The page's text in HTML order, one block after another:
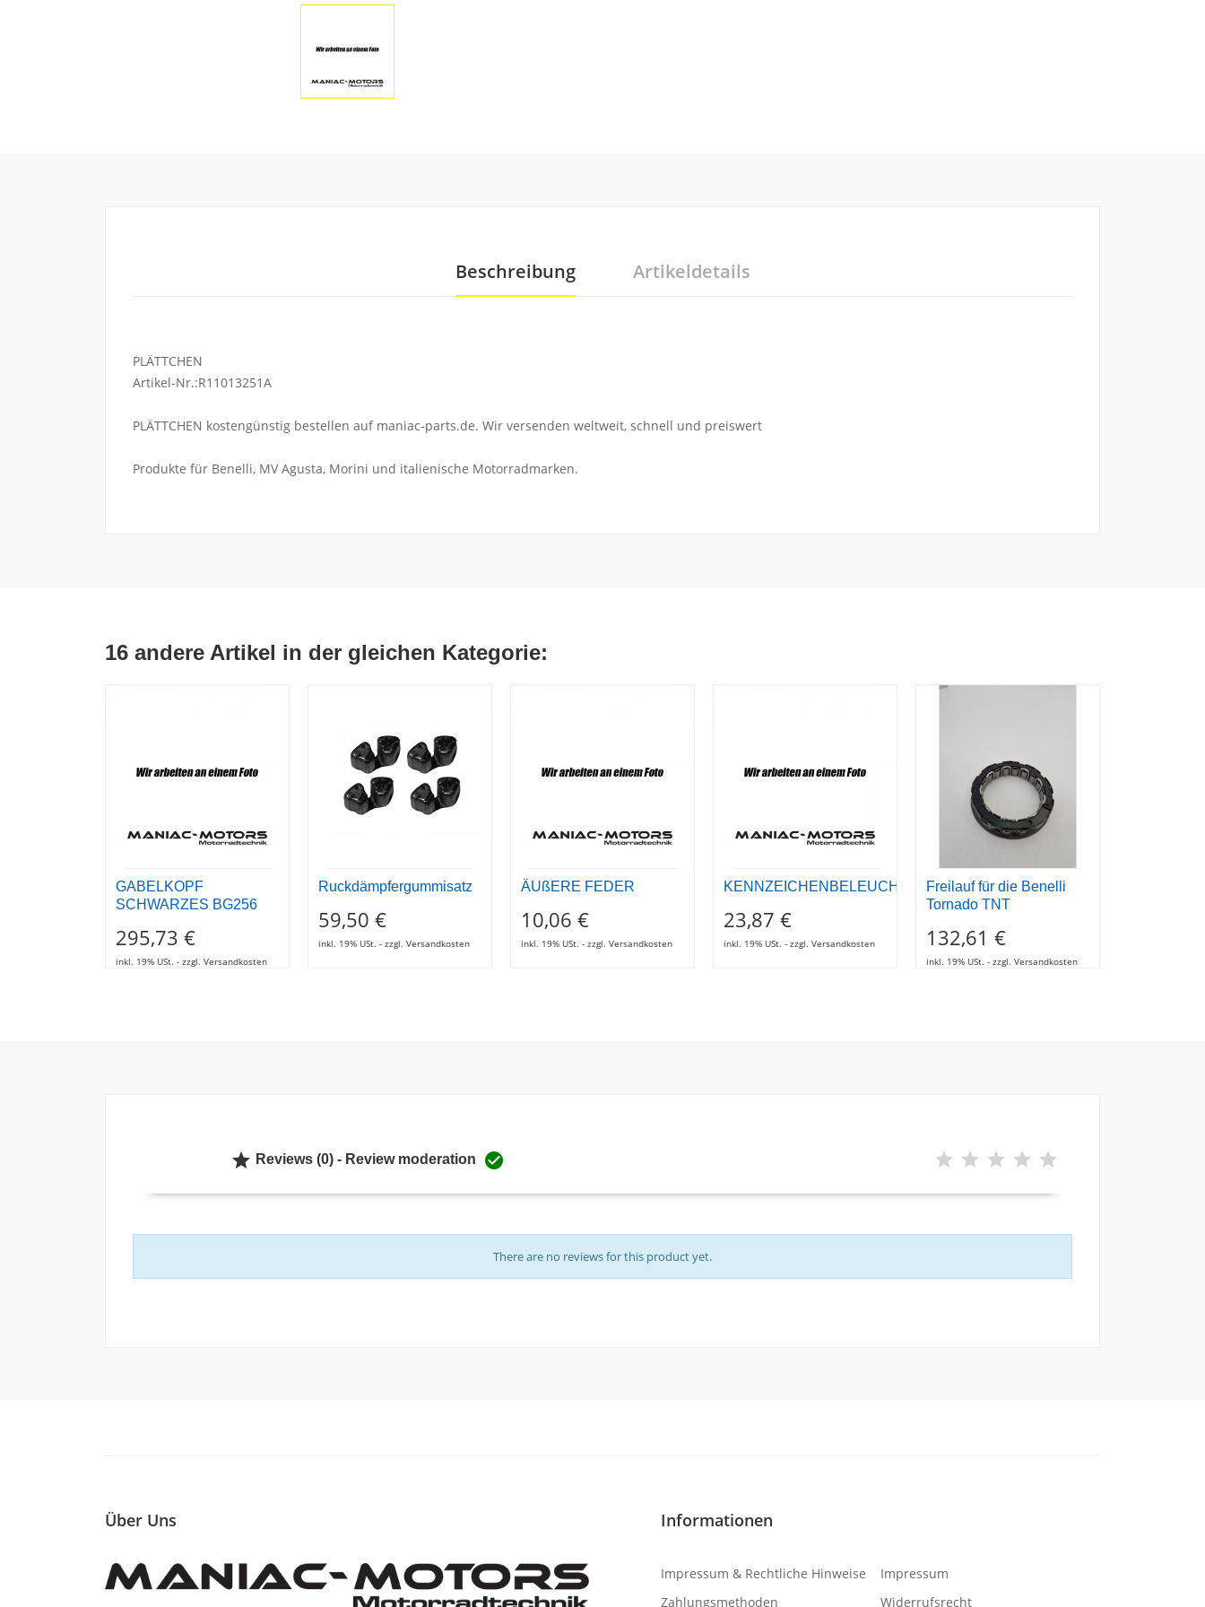
Beschreibung Artikeldetails
PLÄTTCHEN
Artikel-Nr.:R11013251A
PLÄTTCHEN kostengünstig bestellen auf maniac-parts.de. Wir versenden weltweit, schnell und preiswert
Produkte für Benelli, MV Agusta, Morini und italienische Motorradmarken.
16 andere Artikel in der gleichen Kategorie:
GABELKOPF
SCHWARZES BG256
295,73 €
inkl. 19% USt. - zzgl. Versandkosten
Ruckdämpfergummisatz
59,50 €
inkl. 19% USt. - zzgl. Versandkosten
ÄUßERE FEDER
10,06 €
inkl. 19% USt. - zzgl. Versandkosten
KENNZEICHENBELEUCHTUNG
23,87 €
inkl. 19% USt. - zzgl. Versandkosten
Freilauf für die Benelli
Tornado TNT
132,61 €
inkl. 19% USt. - zzgl. Versandkosten
 Reviews (0) - Review moderation 
There are no reviews for this product yet.
Über Uns Informationen
Impressum & Rechtliche Hinweise
Impressum
Zahlungsmethoden
Widerrufsrecht